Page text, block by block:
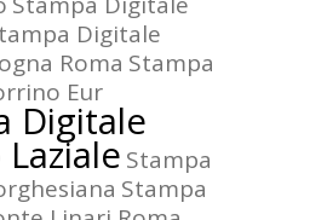
Digitale
Roma Stampa
Eur
Digitale
Stampa
Stampa